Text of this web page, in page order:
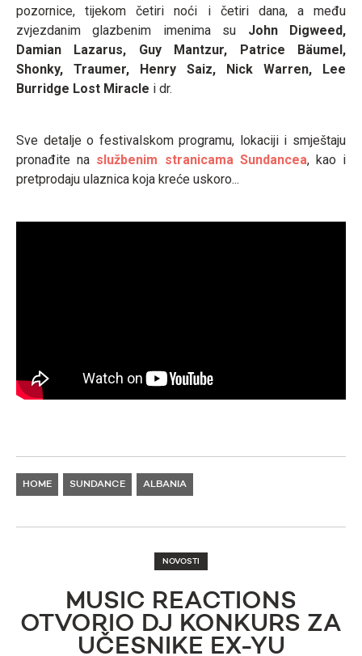
pozornice, tijekom četiri noći i četiri dana, a među
zvjezdanim glazbenim imenima su John Digweed,
Damian Lazarus, Guy Mantzur, Patrice Bäumel,
Shonky, Traumer, Henry Saiz, Nick Warren, Lee
Burridge Lost Miracle i dr.
Sve detalje o festivalskom programu, lokaciji i smještaju
pronađite na službenim stranicama Sundancea, kao i
pretprodaju ulaznica koja kreće uskoro...
HOME SUNDANCE ALBANIA
NOVOSTI
MUSIC REACTIONS
OTVORIO DJ KONKURS ZA
UČESNIKE EX-YU